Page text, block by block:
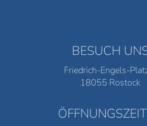
BESUCH
Friedrich-Engels-
18055 Rostock